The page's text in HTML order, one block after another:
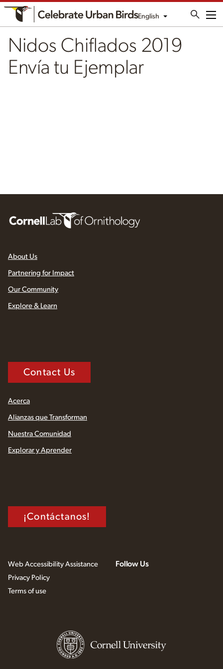
English
Nidos Chiflados 2019
Envía tu Ejemplar
About Us
Partnering for Impact
Our Community
Explore & Learn
Contact Us
Acerca
Alianzas que Transforman
Nuestra Comunidad
Explorar y Aprender
¡Contáctanos!
Web Accessibility Assistance
Privacy Policy
Terms of use
Follow Us